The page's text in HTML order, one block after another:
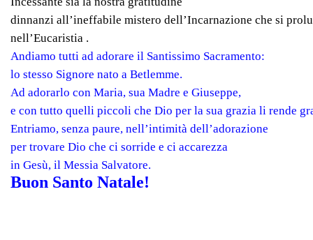
dinnanzi all’ineffabile mistero dell’Incarnazione che si
nell’Eucaristia .
Andiamo tutti ad adorare il Santissimo Sacramento:
lo stesso Signore nato a Betlemme.
Ad adorarlo con Maria, sua Madre e Giuseppe,
e con tutto quelli piccoli che Dio per la sua grazia li rende
Entriamo, senza paure, nell’intimità dell’adorazione
per trovare Dio che ci sorride e ci accarezza
in Gesù, il Messia Salvatore.
Buon Santo Natale!